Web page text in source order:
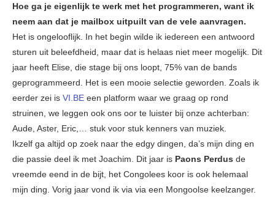
Hoe ga je eigenlijk te werk met het programmeren, want ik
neem aan dat je mailbox uitpuilt van de vele aanvragen.
Het is ongelooflijk. In het begin wilde ik iedereen een antwoord
sturen uit beleefdheid, maar dat is helaas niet meer mogelijk. Dit
jaar heeft Elise, die stage bij ons loopt, 75% van de bands
geprogrammeerd. Het is een mooie selectie geworden. Zoals ik
eerder zei is VI.BE een platform waar we graag op rond
struinen, we leggen ook ons oor te luister bij onze achterban:
Aude, Aster, Eric,… stuk voor stuk kenners van muziek.
Ikzelf ga altijd op zoek naar the edgy dingen, da’s mijn ding en
die passie deel ik met Joachim. Dit jaar is Paons Perdus de
vreemde eend in de bijt, het Congolees koor is ook helemaal
mijn ding. Vorig jaar vond ik via via een Mongoolse keelzanger.